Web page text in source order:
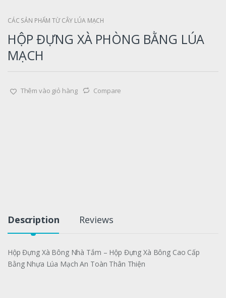
CÁC SẢN PHẨM TỪ CÂY LÚA MẠCH
HỘP ĐỰNG XÀ PHÒNG BẰNG LÚA
MẠCH
Thêm vào giỏ hàng Compare
Description Reviews
Hộp Đựng Xà Bông Nhà Tắm – Hộp Đựng Xà Bông Cao Cấp
Bằng Nhựa Lúa Mạch An Toàn Thân Thiện